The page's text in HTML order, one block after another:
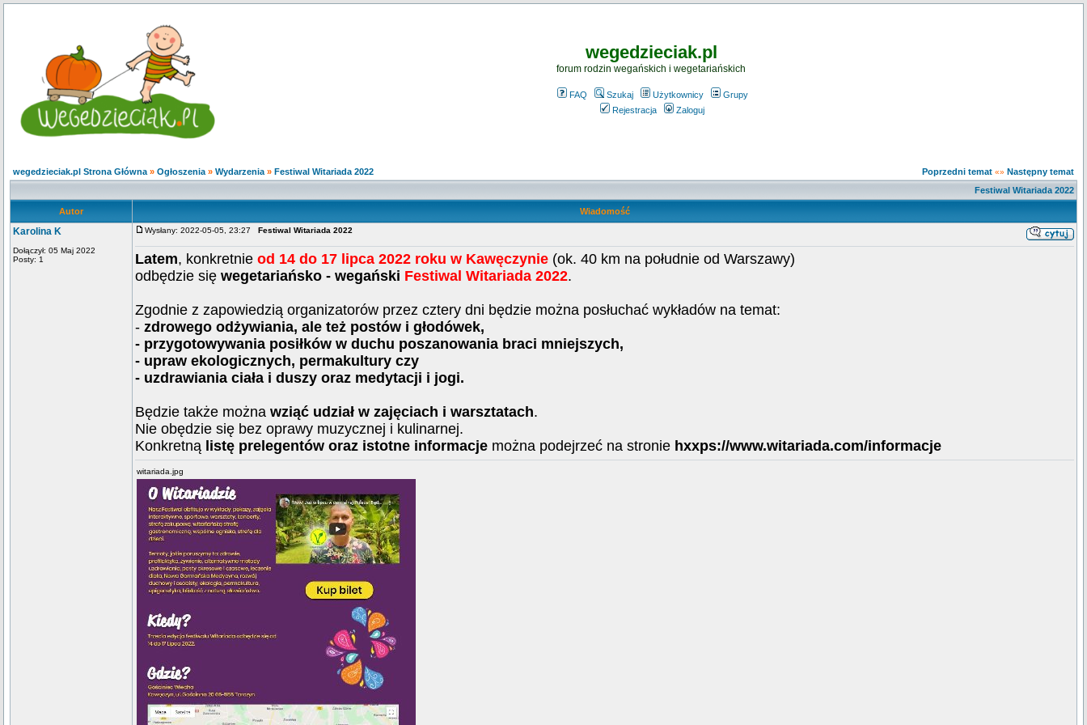
wegedzieciak.pl
forum rodzin wegańskich i wegetariańskich
FAQ Szukaj Użytkownicy
Grupy
Rejestracja
Zaloguj
wegedzieciak.pl Strona Główna » Ogłoszenia » Wydarzenia » Festiwal Witariada 2022 Poprzedni temat «» Następny temat
Festiwal Witariada 2022
Autor Wiadomość
Karolina K
Dołączył: 05 Maj 2022
Posty: 1
Wysłany: 2022-05-05, 23:27 Festiwal Witariada 2022
Latem, konkretnie od 14 do 17 lipca 2022 roku w Kawęczynie (ok. 40 km na południe od Warszawy)
odbędzie się wegetariańsko - wegański Festiwal Witariada 2022.
Zgodnie z zapowiedzią organizatorów przez cztery dni będzie można posłuchać wykładów na temat:
- zdrowego odżywiania, ale też postów i głodówek,
- przygotowywania posiłków w duchu poszanowania braci mniejszych,
- upraw ekologicznych, permakultury czy
- uzdrawiania ciała i duszy oraz medytacji i jogi.
Będzie także można wziąć udział w zajęciach i warsztatach.
Nie obędzie się bez oprawy muzycznej i kulinarnej.
Konkretną listę prelegentów oraz istotne informacje można podejrzeć na stronie hxxps://www.witariada.com/informacje
witariada.jpg